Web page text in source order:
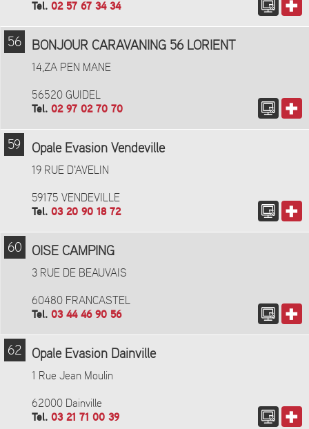
Tel. 02 57 67 34 34
56 BONJOUR CARAVANING 56 LORIENT
14,ZA PEN MANE
56520 GUIDEL
Tel. 02 97 02 70 70
59 Opale Evasion Vendeville
19 RUE D'AVELIN
59175 VENDEVILLE
Tel. 03 20 90 18 72
60 OISE CAMPING
3 RUE DE BEAUVAIS
60480 FRANCASTEL
Tel. 03 44 46 90 56
62 Opale Evasion Dainville
1 Rue Jean Moulin
62000 Dainville
Tel. 03 21 71 00 39